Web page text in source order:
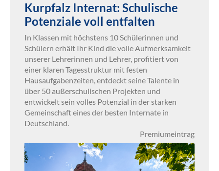
Kurpfalz Internat: Schulische
Potenziale voll entfalten
In Klassen mit höchstens 10 Schülerinnen und
Schülern erhält Ihr Kind die volle Aufmerksamkeit
unserer Lehrerinnen und Lehrer, profitiert von
einer klaren Tagesstruktur mit festen
Hausaufgabenzeiten, entdeckt seine Talente in
über 50 außerschulischen Projekten und
entwickelt sein volles Potenzial in der starken
Gemeinschaft eines der besten Internate in
Deutschland.
Premiumeintrag